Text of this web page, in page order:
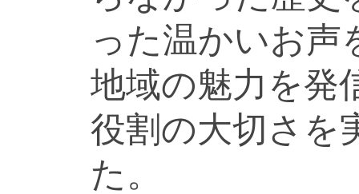
った温かいお声
地域の魅力を発
役割の大切さを
た。